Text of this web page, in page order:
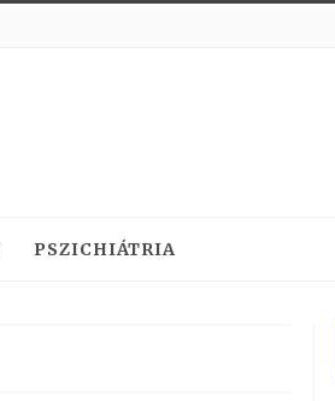
PSZICHIÁTRIA